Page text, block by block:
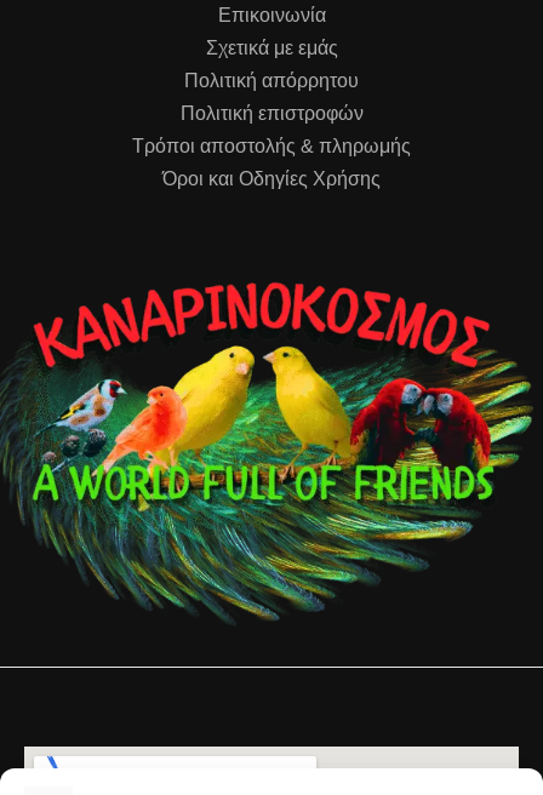
Επικοινωνία
Σχετικά με εμάς
Πολιτική απόρρητου
Πολιτική επιστροφών
Τρόποι αποστολής & πληρωμής
Όροι και Οδηγίες Χρήσης